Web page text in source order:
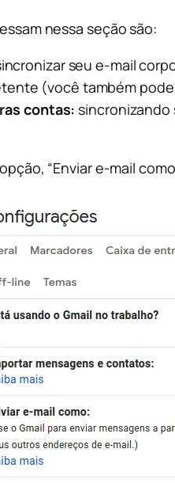
nessa seção são:
seu e-mail
(você também
contas: sincronizando
“Enviar e-mail